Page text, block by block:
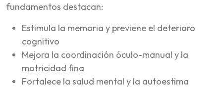
fundamentos destacan:
Estimula la memoria y previene el deterioro
cognitivo
Mejora la coordinación óculo-manual y la
motricidad fina
Fortalece la salud mental y la autoestima